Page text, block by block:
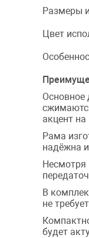
Размеры
Цвет
Основное
акцент
Рама
надёжна
Несмотря
В
не
будет